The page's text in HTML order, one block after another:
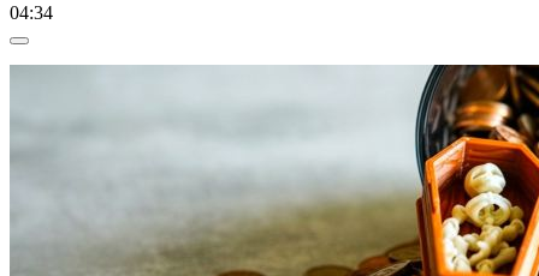
04:34